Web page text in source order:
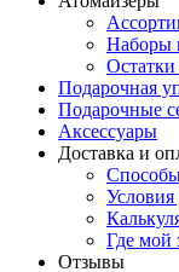
Наборы
Подарочная
Подарочные
Аксессуары
Доставка и
Условия
Где мой
Отзывы